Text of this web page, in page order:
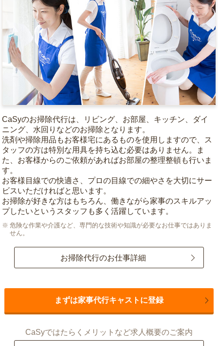
CaSyのお掃除代行は、リビング、お部屋、キッチン、ダイ
ニング、水回りなどのお掃除となります。
洗剤や掃除用品もお客様宅にあるものを使用しますので、ス
タッフの方は特別な用具を持ち込む必要はありません。ま
た、お客様からのご依頼があればお部屋の整理整頓も行いま
す。
お客様目線での快適さ、プロの目線での細やさを大切にサー
ビスいただければと思います。
お掃除が好きな方はもちろん、働きながら家事のスキルアッ
プしたいというスタッフも多く活躍しています。
危険な作業や介護など、専門的な技術や知識が必要なお仕事ではありま
せん。
お掃除代行のお仕事詳細
まずは家事代行キャストに登録
CaSyではたらくメリットなど求人概要のご案内